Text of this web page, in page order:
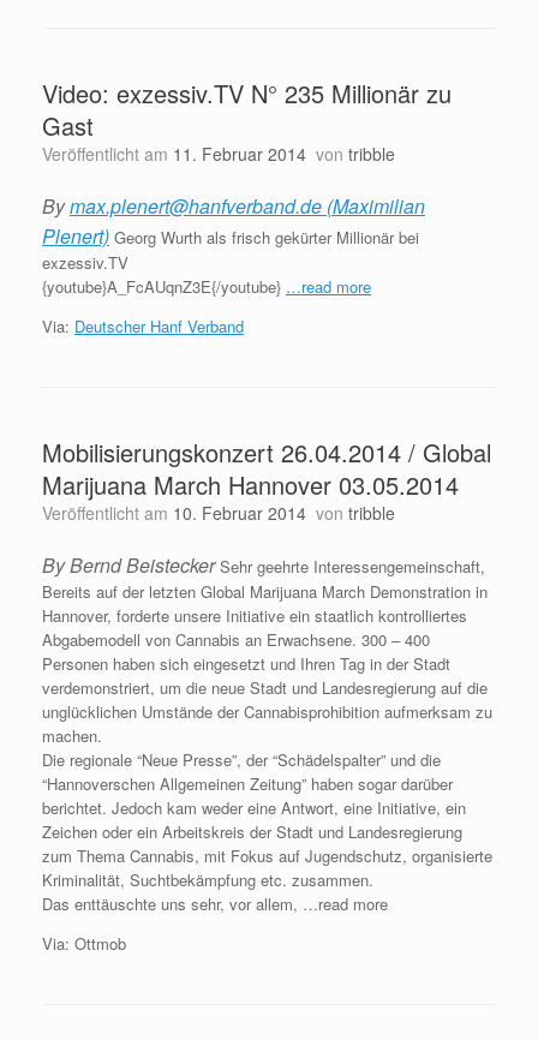
Video: exzessiv.TV N° 235 Millionär zu
Gast
Veröffentlicht am 11. Februar 2014 von tribble
Bymax.plenert@hanfverband.de (Maximilian
Plenert) Georg Wurth als frisch gekürter Millionär bei
exzessiv.TV
{youtube}A_FcAUqnZ3E{/youtube} …read more
Via: Deutscher Hanf Verband
Mobilisierungskonzert 26.04.2014 / Global
Marijuana March Hannover 03.05.2014
Veröffentlicht am 10. Februar 2014 von tribble
By Bernd BeisteckerSehr geehrte Interessengemeinschaft,
Bereits auf der letzten Global Marijuana March Demonstration in
Hannover, forderte unsere Initiative ein staatlich kontrolliertes
Abgabemodell von Cannabis an Erwachsene. 300 – 400
Personen haben sich eingesetzt und Ihren Tag in der Stadt
verdemonstriert, um die neue Stadt und Landesregierung auf die
unglücklichen Umstände der Cannabisprohibition aufmerksam zu
machen.
Die regionale “Neue Presse”, der “Schädelspalter” und die
“Hannoverschen Allgemeinen Zeitung” haben sogar darüber
berichtet. Jedoch kam weder eine Antwort, eine Initiative, ein
Zeichen oder ein Arbeitskreis der Stadt und Landesregierung
zum Thema Cannabis, mit Fokus auf Jugendschutz, organisierte
Kriminalität, Suchtbekämpfung etc. zusammen.
Das enttäuschte uns sehr, vor allem, …read more
Via: Ottmob